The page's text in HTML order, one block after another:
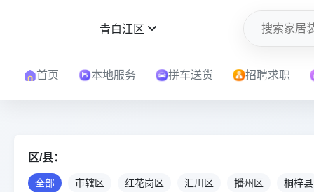
青白江区
首页 本地服务 拼车送货 招聘求职
区/县：
全部 市辖区 红花岗区 汇川区 播州区 桐梓县